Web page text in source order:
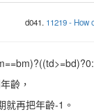
d041. 11219 - How
齡，
就再把年齡-1。